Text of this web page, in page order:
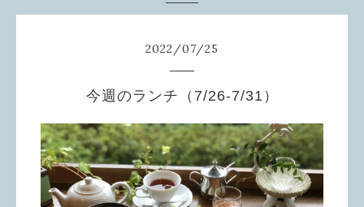
2022/07/25
今週のランチ（7/26-7/31）